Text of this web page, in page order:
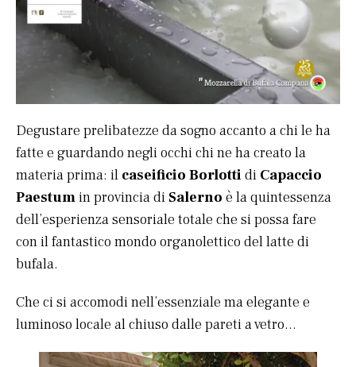
Degustare prelibatezze da sogno accanto a chi le ha
fatte e guardando negli occhi chi ne ha creato la
materia prima: il caseificio Borlotti di Capaccio
Paestumin provincia di Salerno è la quintessenza
dell’esperienza sensoriale totale che si possa fare
con il fantastico mondo organolettico del latte di
bufala.
Che ci si accomodi nell’essenziale ma elegante e
luminoso locale al chiuso dalle pareti a vetro…